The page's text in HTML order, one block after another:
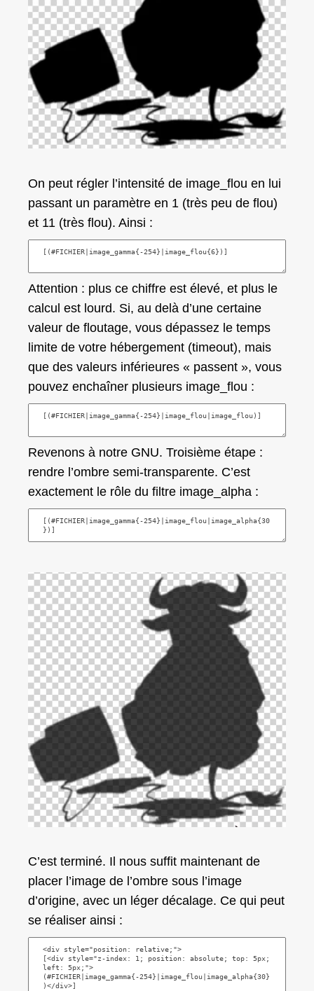
On peut régler l’intensité de image_flou en lui
passant un paramètre en 1 (très peu de flou)
et 11 (très flou). Ainsi :
Attention : plus ce chiffre est élevé, et plus le
calcul est lourd. Si, au delà d’une certaine
valeur de floutage, vous dépassez le temps
limite de votre hébergement (timeout), mais
que des valeurs inférieures « passent », vous
pouvez enchaîner plusieurs image_flou :
Revenons à notre GNU. Troisième étape :
rendre l’ombre semi-transparente. C’est
exactement le rôle du filtre image_alpha :
C’est terminé. Il nous suffit maintenant de
placer l’image de l’ombre sous l’image
d’origine, avec un léger décalage. Ce qui peut
se réaliser ainsi :